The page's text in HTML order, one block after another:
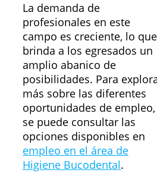
La demanda de
profesionales en este
campo es creciente, lo que
brinda a los egresados un
amplio abanico de
posibilidades. Para
más sobre las diferentes
oportunidades de empleo,
se puede consultar las
opciones disponibles en
empleo en el área de
Higiene Bucodental.